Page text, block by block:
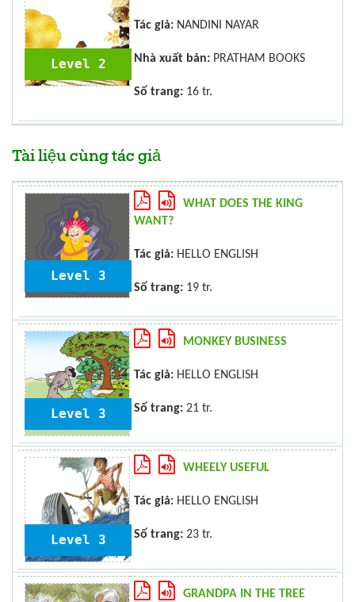
Level 2
Tác giả: NANDINI NAYAR
Nhà xuất bản: PRATHAM BOOKS
Số trang: 16 tr.
Tài liệu cùng tác giả
Level 3
WHAT DOES THE KING
WANT?
Tác giả: HELLO ENGLISH
Số trang: 19 tr.
Level 3
MONKEY BUSINESS
Tác giả: HELLO ENGLISH
Số trang: 21 tr.
Level 3
WHEELY USEFUL
Tác giả: HELLO ENGLISH
Số trang: 23 tr.
GRANDPA IN THE TREE